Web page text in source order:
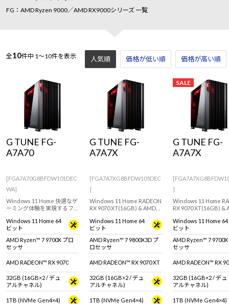
FG：AMD Ryzen 9000／AMD RX9000シリーズ 一覧
全10件中 1～10件を表示 人気順 価格が低い順 価格が高い順
G TUNE FG-
A7A70
[FGA7A70G8BFDW101DEC
WA]
Windows 11 Home 快適なゲ
ーミング体験を実現するフ
RADEON RX 9070 (16GB) &
AMD Ryzen 7 9700X 搭載。
※モニタ・マウス・キーボ
ードは別売りです。
Windows 11 Home 64
ビット
AMD Ryzen™ 7 9700X プロ
セッサ
AMD RADEON™ RX 9070
32GB (16GB×2 / デュ
アルチャネル)
1TB (NVMe Gen4×4)
G TUNE FG-
A7A7X
[FGA7A7XG8BFDW105DEC
]
Windows 11 Home RADEON
RX 9070 XT(16GB) & AMD
ミドルハイクラスゲーミン
グPC。快適なゲームプレイ
や動画編集、配信におすす
めです。※モニタ・マウス・
キーボードは別売りです。
Windows 11 Home 64
ビット
AMD Ryzen™ 7 9800X3D プ
ロセッサ
AMD RADEON™ RX 9070 XT
32GB (16GB×2 / デュ
アルチャネル)
1TB (NVMe Gen4×4)
SALE
G TUNE FG-
A7A7X
]
Windows 11 Home
RX 9070 XT(16GB) &
ドルハイクラスゲー
PC。快適なゲームプ
動画編集、配信にお
です。※モニタ・マ
ーボードは別売りで
Windows 11 Home 64
ビット
AMD Ryzen™ 7 9700X
セッサ
AMD RADEON™ RX
32GB (16GB×2 / デュ
アルチャネル)
1TB (NVMe Gen4×4)